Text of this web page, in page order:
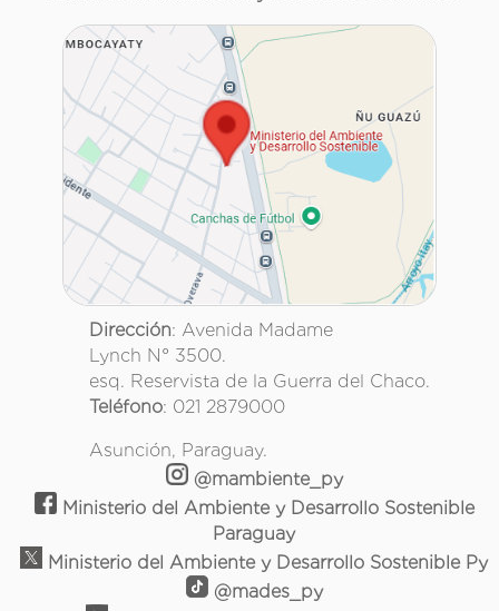
Dirección: Avenida Madame
Lynch N° 3500.
esq. Reservista de la Guerra del Chaco.
Teléfono: 021 2879000
Asunción, Paraguay.
@mambiente_py
Ministerio del Ambiente y Desarrollo Sostenible
Paraguay
Ministerio del Ambiente y Desarrollo Sostenible Py
@mades_py